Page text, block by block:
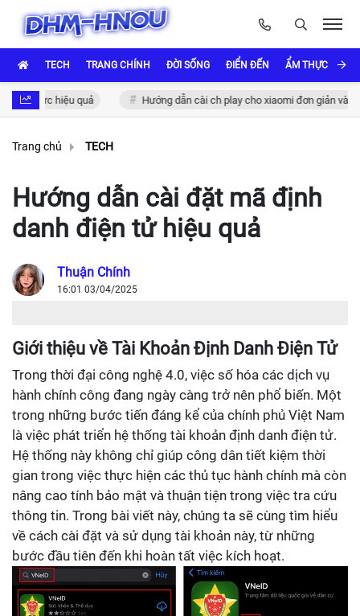
TECH TRANG CHÍNH ĐỜI SỐNG ĐIỂN ĐẾN ẨM THỰC VÀ
hiệu quả Hướng dẫn cài ch play cho xiaomi đơn giản và nhanh
Trang chủ TECH
Hướng dẫn cài đặt mã định
danh điện tử hiệu quả
Thuận Chính
16:01 03/04/2025
Giới thiệu về Tài Khoản Định Danh Điện Tử
Trong thời đại công nghệ 4.0, việc số hóa các dịch vụ
hành chính công đang ngày càng trở nên phổ biến. Một
trong những bước tiến đáng kể của chính phủ Việt Nam
là việc phát triển hệ thống tài khoản định danh điện tử.
Hệ thống này không chỉ giúp công dân tiết kiệm thời
gian trong việc thực hiện các thủ tục hành chính mà còn
nâng cao tính bảo mật và thuận tiện trong việc tra cứu
thông tin. Trong bài viết này, chúng ta sẽ cùng tìm hiểu
về cách cài đặt và sử dụng tài khoản này, từ những
bước đầu tiên đến khi hoàn tất việc kích hoạt.